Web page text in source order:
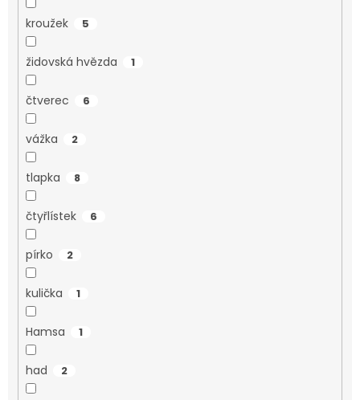
kroužek 5
židovská hvězda 1
čtverec 6
vážka 2
tlapka 8
čtyřlístek 6
pírko 2
kulička 1
Hamsa 1
had 2